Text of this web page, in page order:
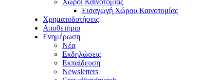
Χώροι Καινοτομίας
Εισαγωγή Χώρου Καινοτομίας
Χρηματοδοτήσεις
Αποθετήριο
Ενημέρωση
Νέα
Εκδηλώσεις
Εκπαίδευση
Newsletters